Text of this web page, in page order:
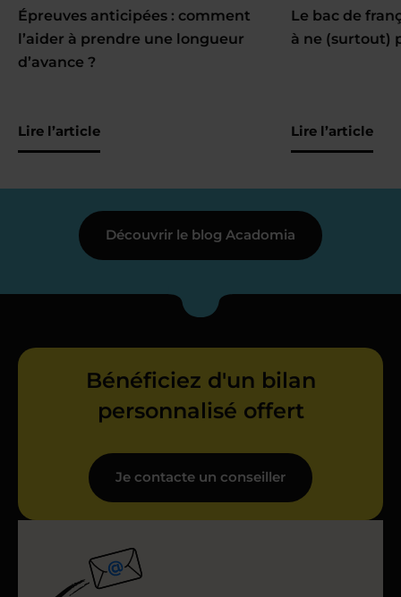
Épreuves anticipées : comment
l’aider à prendre une longueur
d’avance ?
Lire l’article
Le bac de
à ne (surtout)
Lire l’article
Découvrir le blog Acadomia
Bénéficiez d'un bilan
personnalisé offert
Je contacte un conseiller